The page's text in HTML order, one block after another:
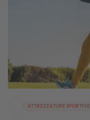
ATTREZZATURE SPORTIVE